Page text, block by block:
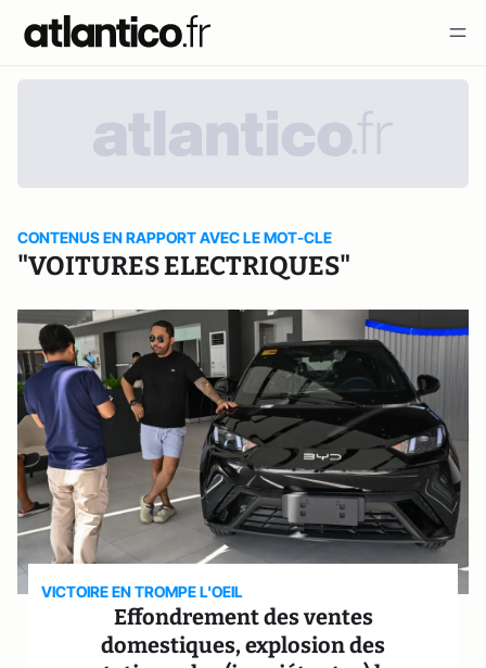
CONTENUS EN RAPPORT AVEC LE MOT-CLE
"VOITURES ELECTRIQUES"
VICTOIRE EN TROMPE L'OEIL
Effondrement des ventes
domestiques, explosion des